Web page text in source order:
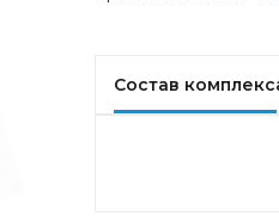
Состав